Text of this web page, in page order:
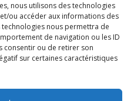
nous utilisons des technologies
ou accéder aux informations des
nous permettra de
de navigation ou les ID
consentir ou de retirer son
sur certaines caractéristiques
située au cœur de
pour ses délicieux petits
des habitants et des
il y a plus de deux
une large variété de